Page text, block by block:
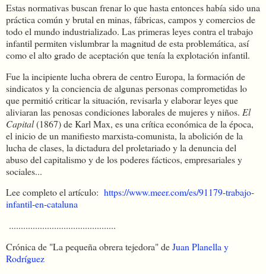
Estas normativas buscan frenar lo que hasta entonces había sido una
práctica común y brutal en minas, fábricas, campos y comercios de
todo el mundo industrializado. Las primeras leyes contra el trabajo
infantil permiten vislumbrar la magnitud de esta problemática, así
como el alto grado de aceptación que tenía la explotación infantil.
Fue la incipiente lucha obrera de centro Europa, la formación de
sindicatos y la conciencia de algunas personas comprometidas lo
que permitió criticar la situación, revisarla y elaborar leyes que
aliviaran las penosas condiciones laborales de mujeres y niños. El
Capital(1867) de Karl Max, es una crítica económica de la época,
el inicio de un manifiesto marxista-comunista, la abolición de la
lucha de clases, la dictadura del proletariado y la denuncia del
abuso del capitalismo y de los poderes fácticos, empresariales y
sociales...
Lee completo el artículo: https://www.meer.com/es/91179-trabajo-
infantil-en-cataluna
.............................................
Crónica de "La pequeña obrera tejedora" deJuan Planella y
Rodríguez